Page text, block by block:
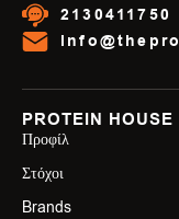
2130411750
PROTEIN HOUSE
Προφίλ
Στόχοι
Brands